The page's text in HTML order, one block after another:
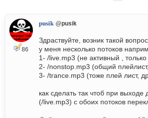
86
pusik @pusik
Здраствуйте, возник такой вопрос
у меня несколько потоков
1- /live.mp3 (не активный ,
2- /nonstop.mp3 (общий
3- /trance.mp3 (тоже плей лист,
как сделать так чтоб при
(/live.mp3) с обоих потоков